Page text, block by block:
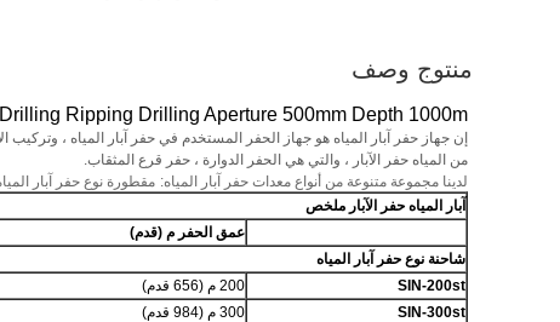
منتوج وصف
Ripping Drilling Aperture 500mm Depth 1000m
إن جهاز حفر آبار المياه هو جهاز الحفر المستخدم في حفر آبار المياه ،
من المياه حفر الآبار ، والتي هي الحفر الدوارة ، حفر قرع المثقاب.
لدينا مجموعة متنوعة من أنواع معدات حفر آبار المياه: مقطورة نوع حفر آبار
آبار المياه حفر الآبار ملخص
عمق الحفر م (قدم)
شاحنة نوع حفر آبار المياه
SIN-200st
200 م (656 قدم)
SIN-300st
300 م (984 قدم)